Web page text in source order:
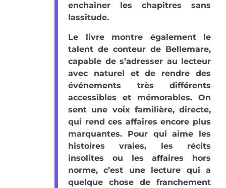
enchaîner les chapitres sans
lassitude.
Le livre montre également le
talent de conteur de Bellemare,
capable de s’adresser au lecteur
avec naturel et de rendre des
événements très différents
accessibles et mémorables. On
sent une voix familière, directe,
qui rend ces affaires encore plus
marquantes. Pour qui aime les
histoires vraies, les récits
insolites ou les affaires hors
norme, c’est une lecture qui a
quelque chose de franchement